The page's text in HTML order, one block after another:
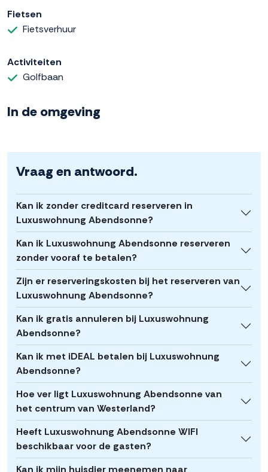
Fietsen
Fietsverhuur
Activiteiten
Golfbaan
In de omgeving
Vraag en antwoord.
Kan ik zonder creditcard reserveren in
Luxuswohnung Abendsonne?
Kan ik Luxuswohnung Abendsonne reserveren
zonder vooraf te betalen?
Zijn er reserveringskosten bij het reserveren van
Luxuswohnung Abendsonne?
Kan ik gratis annuleren bij Luxuswohnung
Abendsonne?
Kan ik met iDEAL betalen bij Luxuswohnung
Abendsonne?
Hoe ver ligt Luxuswohnung Abendsonne van
het centrum van Westerland?
Heeft Luxuswohnung Abendsonne WIFI
beschikbaar voor de gasten?